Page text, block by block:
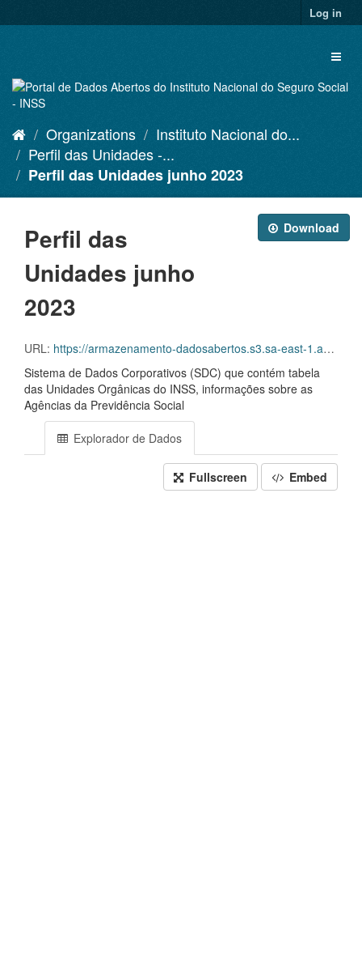
to
Log in
Organizations
Instituto Nacional do...
Perfil das Unidades -...
Perfil das Unidades junho 2023
Download
Perfil das
Unidades junho
2023
URL: https://armazenamento-dadosabertos.s3.sa-east-1.amazonaws.com/PDA_2023_2025/Grupos_de_dados/Perfil+das+Unidades/agencias-da-previdencia-social-062023.xlsx
Sistema de Dados Corporativos (SDC) que contém tabela
das Unidades Orgânicas do INSS, informações sobre as
Agências da Previdência Social
Explorador de Dados
Fullscreen Embed